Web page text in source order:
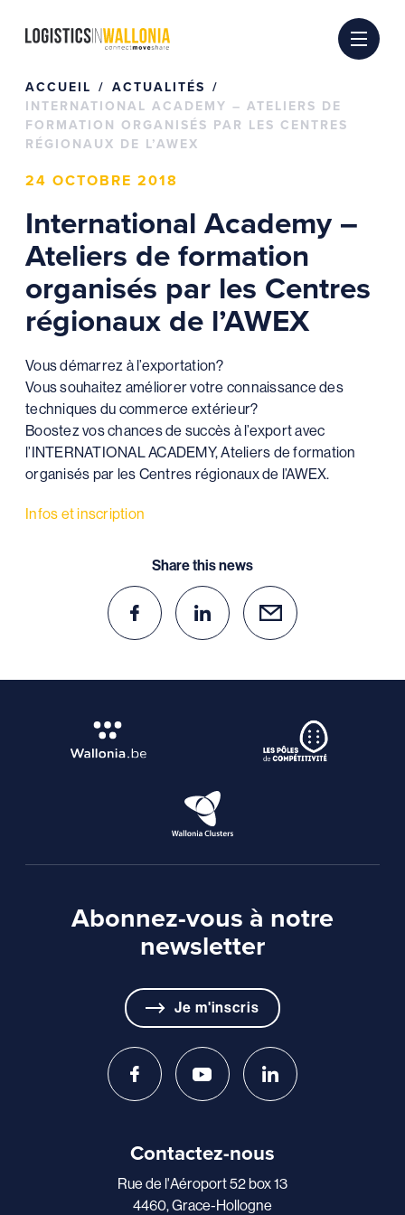
ACCUEIL
ACTUALITÉS
INTERNATIONAL ACADEMY – ATELIERS DE
FORMATION ORGANISÉS PAR LES CENTRES
RÉGIONAUX DE L’AWEX
24 OCTOBRE 2018
International Academy –
Ateliers de formation
organisés par les Centres
régionaux de l’AWEX
Vous démarrez à l’exportation?
Vous souhaitez améliorer votre connaissance des
techniques du commerce extérieur?
Boostez vos chances de succès à l’export avec
l’INTERNATIONAL ACADEMY, Ateliers de formation
organisés par les Centres régionaux de l’AWEX.
Infos et inscription
Share this news
Abonnez-vous à notre
newsletter
Je m'inscris
Contactez-nous
Rue de l'Aéroport 52 box 13
4460, Grace-Hollogne